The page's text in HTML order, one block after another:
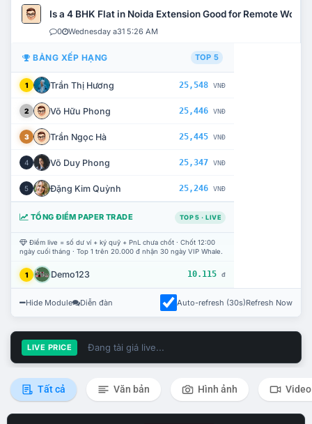
Is a 4 BHK Flat in Noida Extension Good for Remote Work?
0 Wednesday a31 5:26 AM
BẢNG XẾP HẠNG TOP 5
1 Trần Thị Hương 25,548 VNĐ
2 Võ Hữu Phong 25,446 VNĐ
3 Trần Ngọc Hà 25,445 VNĐ
4 Võ Duy Phong 25,347 VNĐ
5 Đặng Kim Quỳnh 25,246 VNĐ
TỔNG ĐIỂM PAPER TRADE TOP 5 · LIVE
Điểm live = số dư ví + ký quỹ + PnL chưa chốt · Chốt 12:00
ngày cuối tháng · Top 1 trên 20.000 đ nhận 30 ngày VIP Whale.
1 Demo123 10.115 đ
Hide Module Diễn đàn Auto-refresh (30s)Refresh Now
LIVE PRICE Đang tải giá live...
Tất cả Văn bản Hình ảnh Video